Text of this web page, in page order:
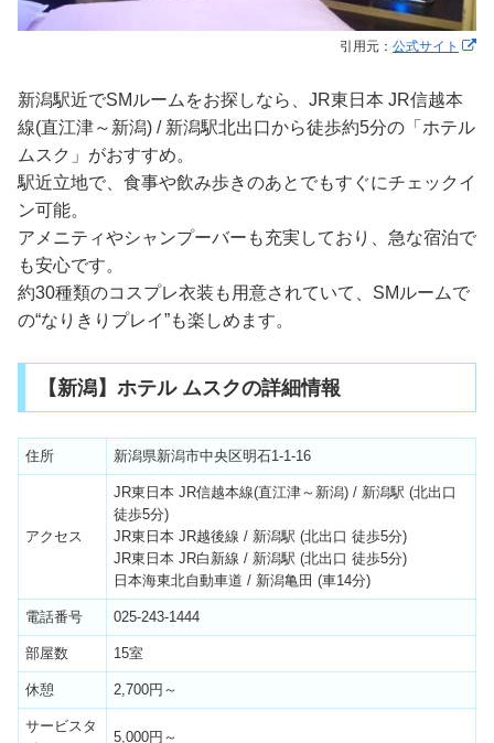
引用元： 公式サイト
新潟駅近でSMルームをお探しなら、JR東日本 JR信越本
線(直江津～新潟) / 新潟駅北出口から徒歩約5分の「ホテル
ムスク」がおすすめ。
駅近立地で、食事や飲み歩きのあとでもすぐにチェックイ
ン可能。
アメニティやシャンプーバーも充実しており、急な宿泊で
も安心です。
約30種類のコスプレ衣装も用意されていて、SMルームで
の“なりきりプレイ”も楽しめます。
【新潟】ホテル ムスクの詳細情報
住所 新潟県新潟市中央区明石1-1-16
アクセス
JR東日本 JR信越本線(直江津～新潟) / 新潟駅 (北出口
徒歩5分)
JR東日本 JR越後線 / 新潟駅 (北出口 徒歩5分)
JR東日本 JR白新線 / 新潟駅 (北出口 徒歩5分)
日本海東北自動車道 / 新潟亀田 (車14分)
電話番号 025-243-1444
部屋数 15室
休憩 2,700円～
サービスタ
5,000円～